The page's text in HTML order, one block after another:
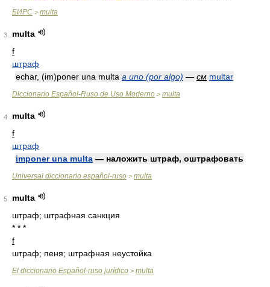
БИРС > multa
3
multa
f
штраф
echar, (im)poner una multa a uno (por algo) — см multar
Diccionario Español-Ruso de Uso Moderno > multa
4
multa
f
штраф
imponer una multa — наложить штраф, оштрафовать
Universal diccionario español-ruso > multa
5
multa
штраф; штрафная санкция
* * *
f
штраф; пеня; штрафная неустойка
El diccionario Español-ruso jurídico > multa